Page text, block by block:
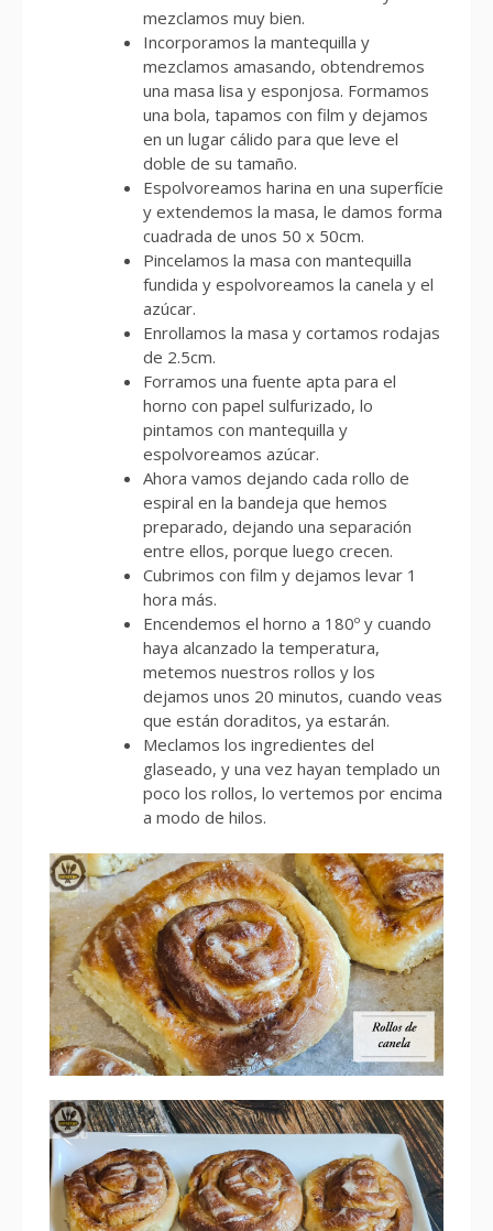
mezclamos muy bien.
Incorporamos la mantequilla y
mezclamos amasando, obtendremos
una masa lisa y esponjosa. Formamos
una bola, tapamos con film y dejamos
en un lugar cálido para que leve el
doble de su tamaño.
Espolvoreamos harina en una superfície
y extendemos la masa, le damos forma
cuadrada de unos 50 x 50cm.
Pincelamos la masa con mantequilla
fundida y espolvoreamos la canela y el
azúcar.
Enrollamos la masa y cortamos rodajas
de 2.5cm.
Forramos una fuente apta para el
horno con papel sulfurizado, lo
pintamos con mantequilla y
espolvoreamos azúcar.
Ahora vamos dejando cada rollo de
espiral en la bandeja que hemos
preparado, dejando una separación
entre ellos, porque luego crecen.
Cubrimos con film y dejamos levar 1
hora más.
Encendemos el horno a 180º y cuando
haya alcanzado la temperatura,
metemos nuestros rollos y los
dejamos unos 20 minutos, cuando veas
que están doraditos, ya estarán.
Meclamos los ingredientes del
glaseado, y una vez hayan templado un
poco los rollos, lo vertemos por encima
a modo de hilos.